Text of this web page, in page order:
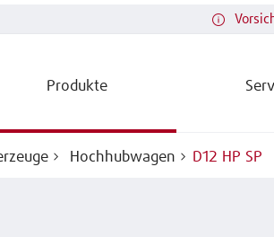
Produkte
Hochhubwagen D12 HP SP